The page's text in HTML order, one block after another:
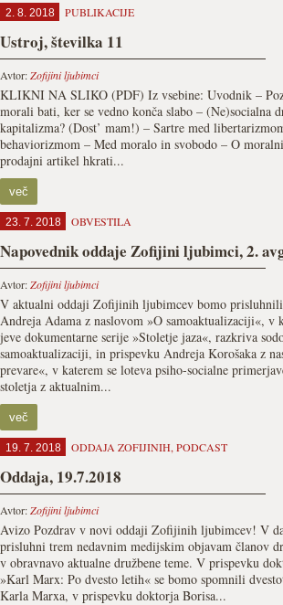
2. 8. 2018 PUBLIKACIJE
Ustroj, številka 11
Avtor:Zofijini ljubimci
KLIKNI NA SLIKO (PDF) Iz vsebine: Uvodnik –
morali bati, ker se vedno konča slabo – (Ne)socialna
kapitalizma? (Dost’ mam!) – Sartre med
behaviorizmom – Med moralo in svobodo – O
prodajni artikel hkrati...
več
23. 7. 2018 OBVESTILA
Napovednik oddaje Zofijini ljubimci, 2.
Avtor:Zofijini ljubimci
V aktualni oddaji Zofijinih ljubimcev bomo
Andreja Adama z naslovom »O samoaktualizaciji«, v
jeve dokumentarne serije »Stoletje jaza«, razkriva
samoaktualizaciji, in prispevku Andreja Korošaka z
prevare«, v katerem se loteva psiho-socialne
stoletja z aktualnim...
več
19. 7. 2018 ODDAJA ZOFIJINIH, PODCAST
Oddaja, 19.7.2018
Avtor:Zofijini ljubimci
Avizo Pozdrav v novi oddaji Zofijinih ljubimcev! V
prisluhni trem nedavnim medijskim objavam članov
v obravnavo aktualne družbene teme. V prispevku
»Karl Marx: Po dvesto letih« se bomo spomnili
Karla Marxa, v prispevku doktorja Borisa...